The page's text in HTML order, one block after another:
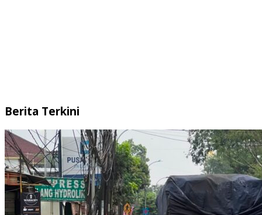
Berita Terkini